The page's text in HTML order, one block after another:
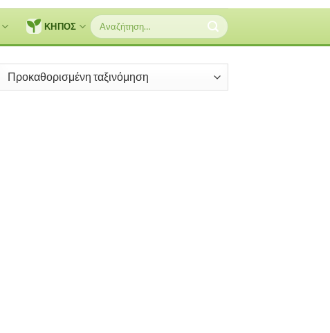
ΚΗΠΟΣ
Αναζήτηση
για: